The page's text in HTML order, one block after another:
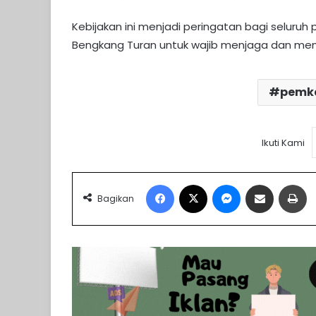
Kebijakan ini menjadi peringatan bagi seluruh
Bengkang Turan untuk wajib menjaga dan
Ikuti Kami
Bagikan
Facebook Messenger
Share via Email